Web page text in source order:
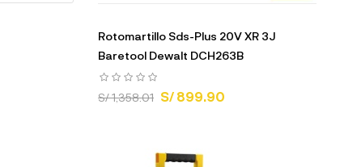
Rotomartillo Sds-Plus 20V XR 3J
Baretool Dewalt DCH263B
S/ 1,358.01 S/ 899.90